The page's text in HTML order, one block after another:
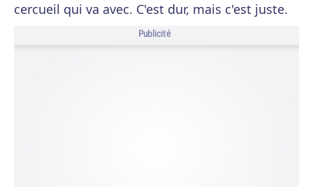
cercueil qui va avec. C'est dur, mais c'est juste.
Publicité